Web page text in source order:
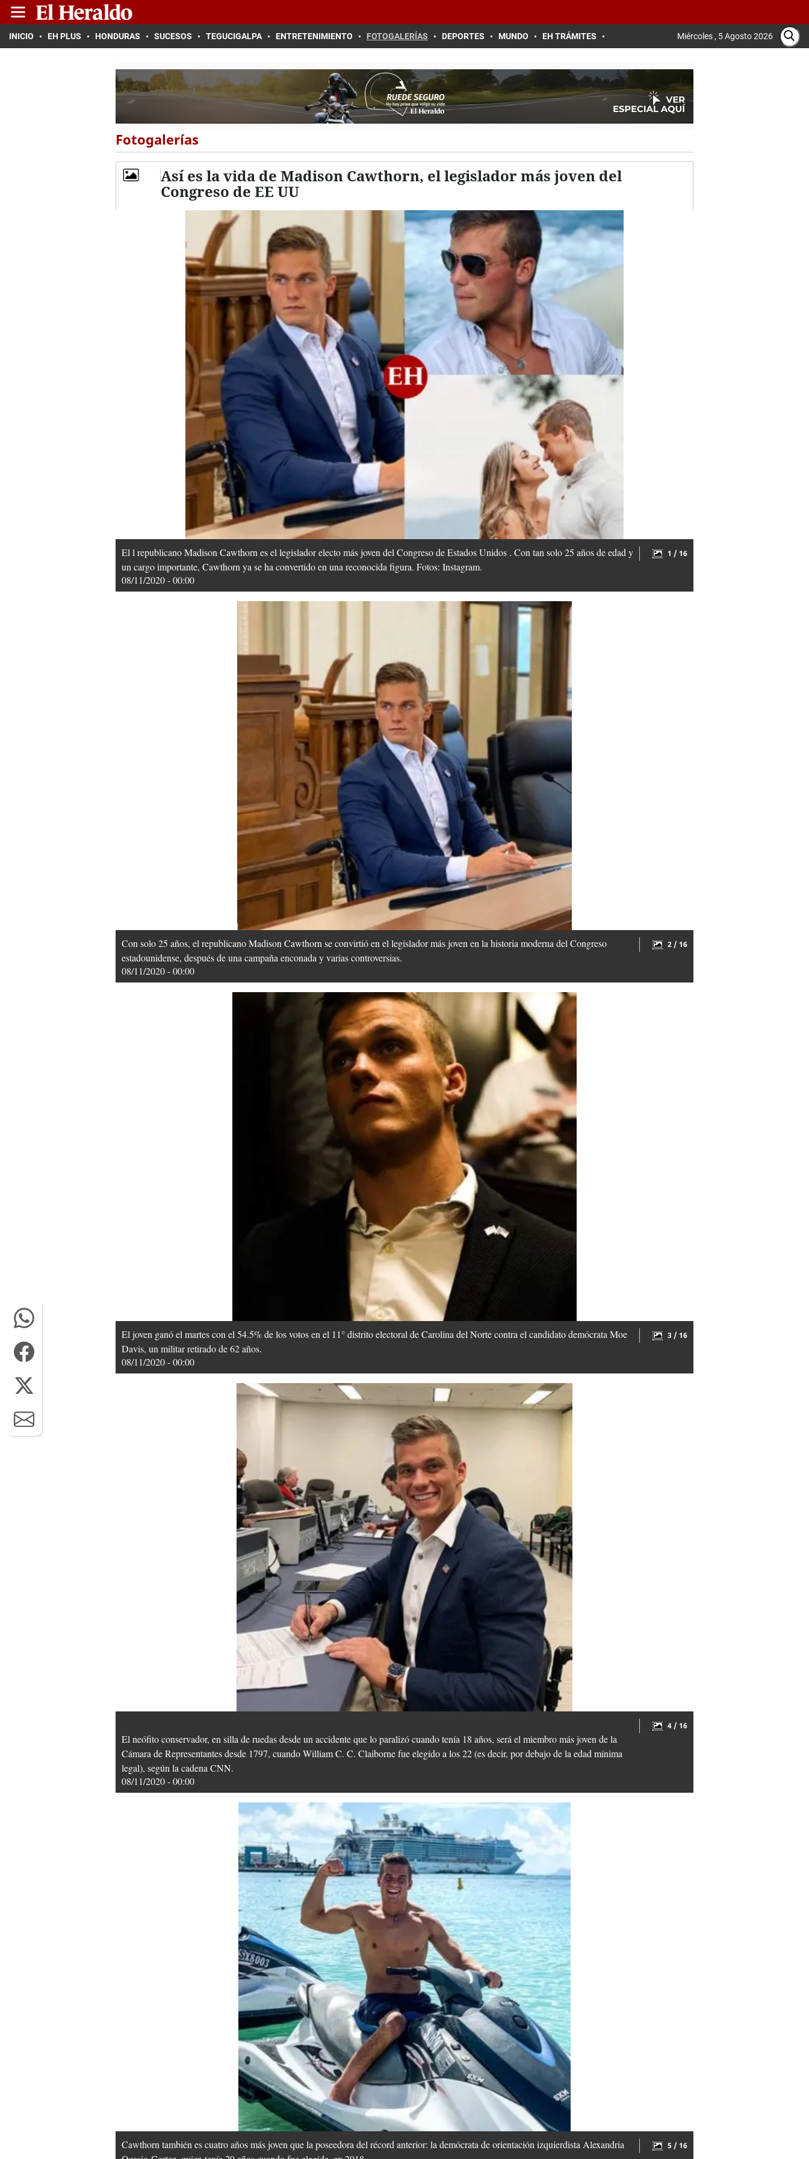
INICIO EH PLUS HONDURAS SUCESOS TEGUCIGALPA ENTRETENIMIENTO FOTOGALERÍAS DEPORTES MUNDO EH TRÁMITES Miércoles , 5 Agosto 2026
Fotogalerías
Así es la vida de Madison Cawthorn, el legislador más joven del
Congreso de EE UU
El l republicano Madison Cawthorn es el legislador electo más joven del Congreso de Estados Unidos . Con tan solo 25 años de edad y
un cargo importante, Cawthorn ya se ha convertido en una reconocida figura. Fotos: Instagram.
08/11/2020 - 00:00
1 / 16
Con solo 25 años, el republicano Madison Cawthorn se convirtió en el legislador más joven en la historia moderna del Congreso
estadounidense, después de una campaña enconada y varias controversias.
08/11/2020 - 00:00
2 / 16
El joven ganó el martes con el 54.5% de los votos en el 11° distrito electoral de Carolina del Norte contra el candidato demócrata Moe
Davis, un militar retirado de 62 años.
08/11/2020 - 00:00
3 / 16
El neófito conservador, en silla de ruedas desde un accidente que lo paralizó cuando tenía 18 años, será el miembro más joven de la
Cámara de Representantes desde 1797, cuando William C. C. Claiborne fue elegido a los 22 (es decir, por debajo de la edad mínima
legal), según la cadena CNN.
08/11/2020 - 00:00
4 / 16
Cawthorn también es cuatro años más joven que la poseedora del récord anterior: la demócrata de orientación izquierdista Alexandria
5 / 16